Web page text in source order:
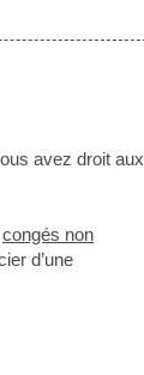
avez droit aux
congés non
d’une